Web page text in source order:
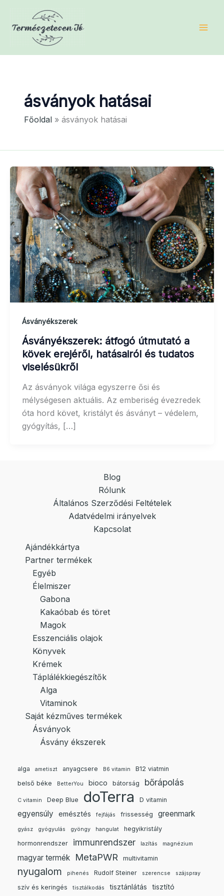
content
ásványok hatásai
Főoldal ásványok hatásai
Ásványékszerek
Ásványékszerek: átfogó útmutató a
kövek erejéről, hatásairól és tudatos
viselésükről
Az ásványok világa egyszerre ősi és
mélységesen aktuális. Az emberiség évezredek
óta hord követ, kristályt és ásványt – védelem,
gyógyítás, […]
Blog
Rólunk
Általános Szerződési Feltételek
Adatvédelmi irányelvek
Kapcsolat
Ajándékkártya
Partner termékek
Egyéb
Élelmiszer
Gabona
Kakaóbab és töret
Magok
Esszenciális olajok
Könyvek
Krémek
Táplálékkiegészítők
Alga
Vitaminok
Saját kézműves termékek
Ásványok
Ásvány ékszerek
alga ametiszt anyagcsere B6 vitamin
B12 viatmin
belső béke
BetterYou bioco bátorság bőrápolás
C vitamin Deep Blue doTerra D vitamin
egyensúly emésztés fejfájás frissesség greenmark
gyász gyógyulás gyöngy hangulat
hegyikristály
hormonrendszer
immunrendszer lazítás magnézium
magyar termék MetaPWR multivitamin
nyugalom pihenés Rudolf Steiner szerencse szájspray
szív és keringés tisztálkodás tisztánlátás tisztító